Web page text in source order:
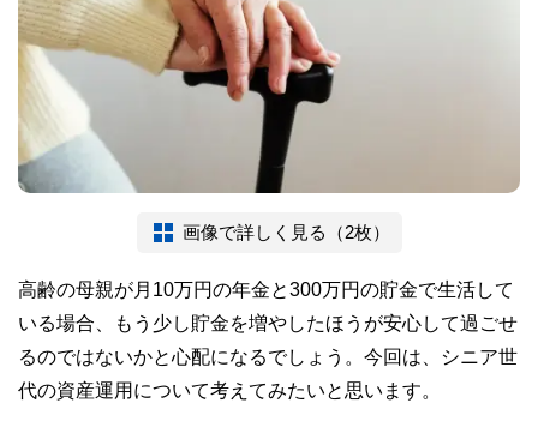
画像で詳しく見る（2枚）
高齢の母親が月10万円の年金と300万円の貯金で生活して
いる場合、もう少し貯金を増やしたほうが安心して過ごせ
るのではないかと心配になるでしょう。今回は、シニア世
代の資産運用について考えてみたいと思います。